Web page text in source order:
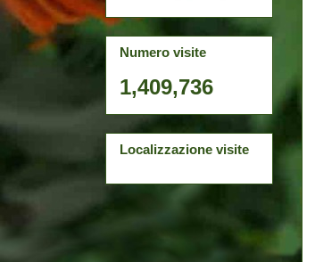
Numero visite
1,409,736
Localizzazione visite